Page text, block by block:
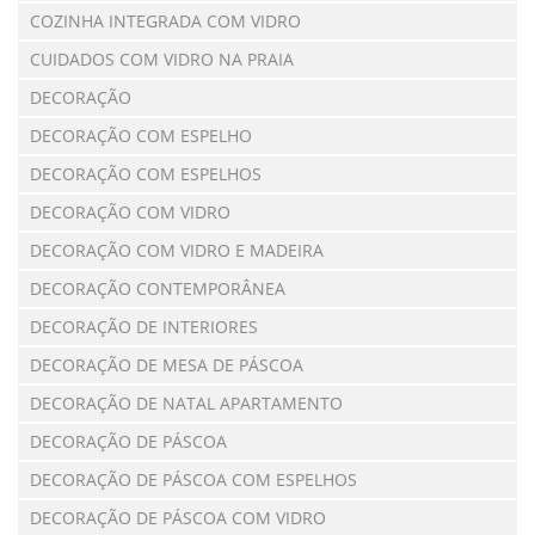
COZINHA INTEGRADA COM VIDRO
CUIDADOS COM VIDRO NA PRAIA
DECORAÇÃO
DECORAÇÃO COM ESPELHO
DECORAÇÃO COM ESPELHOS
DECORAÇÃO COM VIDRO
DECORAÇÃO COM VIDRO E MADEIRA
DECORAÇÃO CONTEMPORÂNEA
DECORAÇÃO DE INTERIORES
DECORAÇÃO DE MESA DE PÁSCOA
DECORAÇÃO DE NATAL APARTAMENTO
DECORAÇÃO DE PÁSCOA
DECORAÇÃO DE PÁSCOA COM ESPELHOS
DECORAÇÃO DE PÁSCOA COM VIDRO